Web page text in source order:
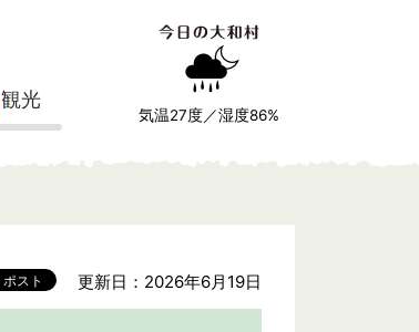
観光
気温27度／湿度86%
更新日：2026年6月19日